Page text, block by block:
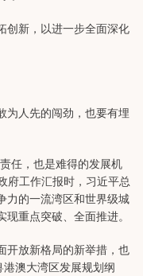
创新，以进一步全面深化
为人先的闯劲，也要有埋
任，也是难得的发展机
府工作汇报时，习近平总
力的一流湾区和世界级城
重点突破、全面推进。
开放新格局的新举措，也
澳大湾区发展规划纲